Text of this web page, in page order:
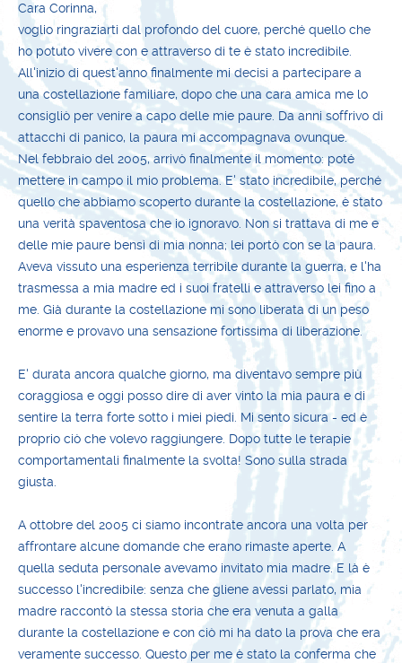
Cara Corinna,
voglio ringraziarti dal profondo del cuore, perché quello che
ho potuto vivere con e attraverso di te è stato incredibile.
All'inizio di quest'anno finalmente mi decisi a partecipare a
una costellazione familiare, dopo che una cara amica me lo
consigliò per venire a capo delle mie paure. Da anni soffrivo di
attacchi di panico, la paura mi accompagnava ovunque.
Nel febbraio del 2005, arrivò finalmente il momento: poté
mettere in campo il mio problema. E' stato incredibile, perché
quello che abbiamo scoperto durante la costellazione, è stato
una verità spaventosa che io ignoravo. Non si trattava di me e
delle mie paure bensì di mia nonna; lei portò con se la paura.
Aveva vissuto una esperienza terribile durante la guerra, e l'ha
trasmessa a mia madre ed i suoi fratelli e attraverso lei fino a
me. Già durante la costellazione mi sono liberata di un peso
enorme e provavo una sensazione fortissima di liberazione.
E' durata ancora qualche giorno, ma diventavo sempre più
coraggiosa e oggi posso dire di aver vinto la mia paura e di
sentire la terra forte sotto i miei piedi. Mi sento sicura - ed è
proprio ciò che volevo raggiungere. Dopo tutte le terapie
comportamentali finalmente la svolta! Sono sulla strada
giusta.
A ottobre del 2005 ci siamo incontrate ancora una volta per
affrontare alcune domande che erano rimaste aperte. A
quella seduta personale avevamo invitato mia madre. E là è
successo l'incredibile: senza che gliene avessi parlato, mia
madre raccontò la stessa storia che era venuta a galla
durante la costellazione e con ciò mi ha dato la prova che era
veramente successo. Questo per me è stato la conferma che